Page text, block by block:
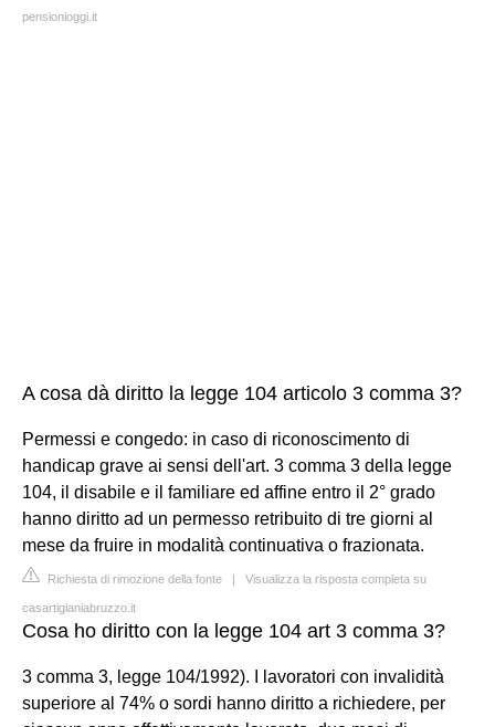
pensionioggi.it
A cosa dà diritto la legge 104 articolo 3 comma 3?
Permessi e congedo: in caso di riconoscimento di
handicap grave ai sensi dell'art. 3 comma 3 della legge
104, il disabile e il familiare ed affine entro il 2° grado
hanno diritto ad un permesso retribuito di tre giorni al
mese da fruire in modalità continuativa o frazionata.
Richiesta di rimozione della fonte | Visualizza la risposta completa su
casartigianiabruzzo.it
Cosa ho diritto con la legge 104 art 3 comma 3?
3 comma 3, legge 104/1992). I lavoratori con invalidità
superiore al 74% o sordi hanno diritto a richiedere, per